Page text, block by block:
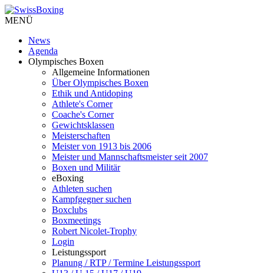
MENÜ
News
Agenda
Olympisches Boxen
Allgemeine Informationen
Über Olympisches Boxen
Ethik und Antidoping
Athlete's Corner
Coache's Corner
Gewichtsklassen
Meisterschaften
Meister von 1913 bis 2006
Meister und Mannschaftsmeister seit 2007
Boxen und Militär
eBoxing
Athleten suchen
Kampfgegner suchen
Boxclubs
Boxmeetings
Robert Nicolet-Trophy
Login
Leistungssport
Planung / RTP / Termine Leistungssport